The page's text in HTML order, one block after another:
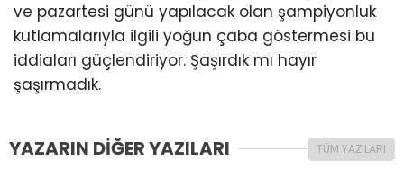
ve pazartesi günü yapılacak olan şampiyonluk
kutlamalarıyla ilgili yoğun çaba göstermesi bu
iddiaları güçlendiriyor. Şaşırdık mı hayır
şaşırmadık.
YAZARIN DİĞER YAZILARI TÜM YAZILARI